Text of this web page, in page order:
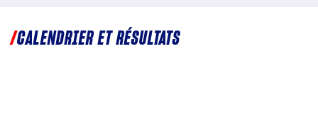
CALENDRIER ET RÉSULTATS